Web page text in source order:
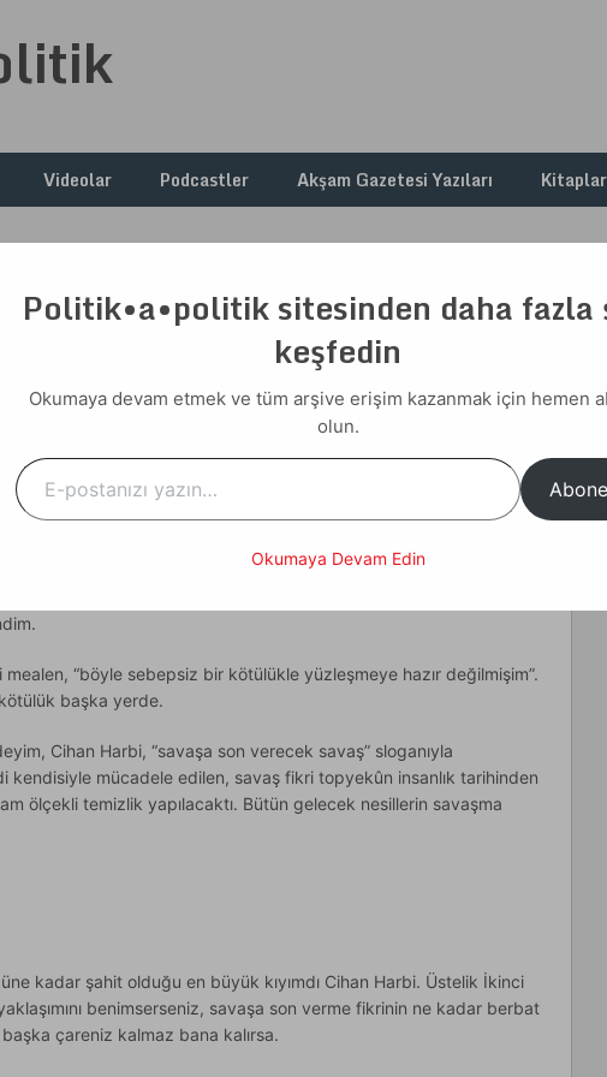
Videolar Podcastler Akşam Gazetesi Yazıları Kitaplar
Vesayet
Vesayet
de dünya romanları listesi yapsak” diye konuşurken, laf
arasında yer bulması zor ama benim üzerimde en ciddi iz
mekanik örgütlenmesine enteresan, beklenmedik bir yerden
bulmuştum. Ama aslında “organik bir örgütlenmeden ne
kalır” sorusuna en kestirme yoldan gitmişti. Lüzumsuz yere
mealen, “böyle sebepsiz bir kötülükle yüzleşmeye hazır değilmişim”.
başka yerde.
Cihan Harbi, “savaşa son verecek savaş” sloganıyla
kendisiyle mücadele edilen, savaş fikri topyekûn insanlık tarihinden
ölçekli temizlik yapılacaktı. Bütün gelecek nesillerin savaşma
kadar şahit olduğu en büyük kıyımdı Cihan Harbi. Üstelik İkinci
benimserseniz, savaşa son verme fikrinin ne kadar berbat
çareniz kalmaz bana kalırsa.
Politik•a•politik sitesinden daha fazla
keşfedin
Okumaya devam etmek ve tüm arşive erişim kazanmak için hemen
olun.
E-postanızı yazın…
Okumaya Devam Edin